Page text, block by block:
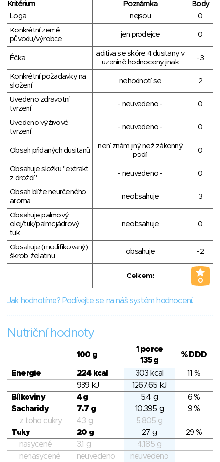
Kritérium Poznámka
Body
Loga
nejsou
0
Konkrétní země
původu/výrobce
jen prodejce 0
Éčka
aditiva se skóre 4 dusitany v
uzenině hodnoceny jinak
-3
Konkrétní požadavky na
složení
nehodnotí se 2
Uvedeno zdravotní
tvrzení
- neuvedeno - 0
Uvedeno výživové
tvrzení
- neuvedeno - 0
Obsah přidaných dusitanů
není znám jiný než zákonný
podíl
0
Obsahuje složku "extrakt
z droždí"
- neuvedeno - 0
Obsah blíže neurčeného
aroma
neobsahuje 3
Obsahuje palmový
olej/tuk/palmojádrový
tuk
neobsahuje 0
Obsahuje (modifikovaný)
škrob, želatinu
obsahuje -2
Celkem:
0
Jak hodnotíme? Podívejte se na náš systém hodnocení.
Nutriční hodnoty
100 g
1 porce
135 g
% DDD
Energie 224 kcal 303 kcal
11 %
939 kJ
1267.65 kJ
Bílkoviny
4 g 5.4 g
6 %
Sacharidy
7.7 g 10.395 g
9 %
z toho cukry
4.3 g
5.805 g
Tuky
20 g 27 g
29 %
nasycené
3.1 g
4.185 g
nenasycené
neuvedeno
neuvedeno